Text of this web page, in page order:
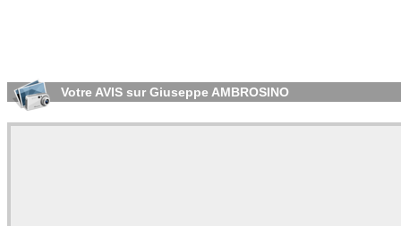
Votre AVIS sur Giuseppe AMBROSINO